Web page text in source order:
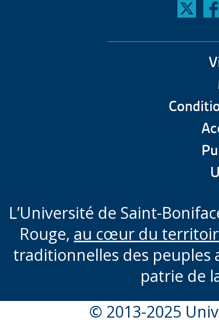
L’Université de Saint-
Rouge, au cœur du
traditionnelles des peuples
patrie de
© 2013-2025